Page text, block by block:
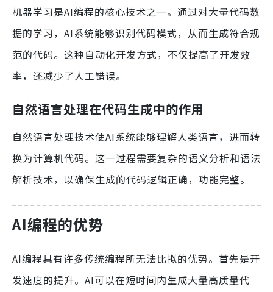
机器学习是AI编程的核心技术之一。通过对大量代码数
据的学习，AI系统能够识别代码模式，从而生成符合规
范的代码。这种自动化开发方式，不仅提高了开发效
率，还减少了人工错误。
自然语言处理在代码生成中的作用
自然语言处理技术使AI系统能够理解人类语言，进而转
换为计算机代码。这一过程需要复杂的语义分析和语法
解析技术，以确保生成的代码逻辑正确，功能完整。
AI编程的优势
AI编程具有许多传统编程所无法比拟的优势。首先是开
发速度的提升。AI可以在短时间内生成大量高质量代